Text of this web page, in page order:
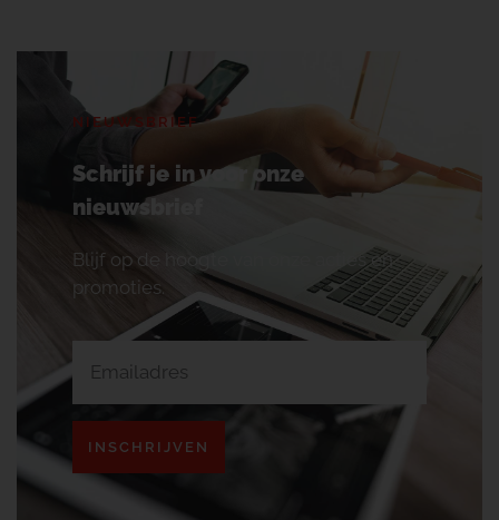
NIEUWSBRIEF
Schrijf je in voor onze
nieuwsbrief
Blijf op de hoogte van onze acties en
promoties.
INSCHRIJVEN